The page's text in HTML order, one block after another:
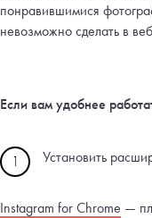
понравившимися
невозможно сделать в
Если вам удобнее
1 Установить
Instagram for Chrome —